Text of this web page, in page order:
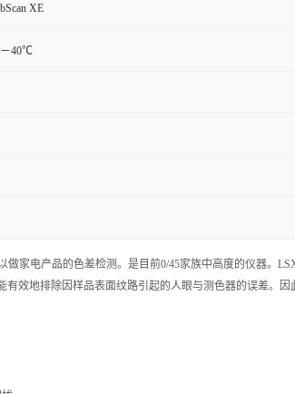
XE
－40℃
做家电产品的色差检测。是目前0/45家族中高度的仪器
效地排除因样品表面纹路引起的人眼与测色器的误差。